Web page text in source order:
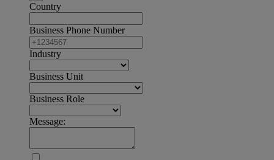
Country
Business Phone Number
Industry
Business Unit
Business Role
Message: